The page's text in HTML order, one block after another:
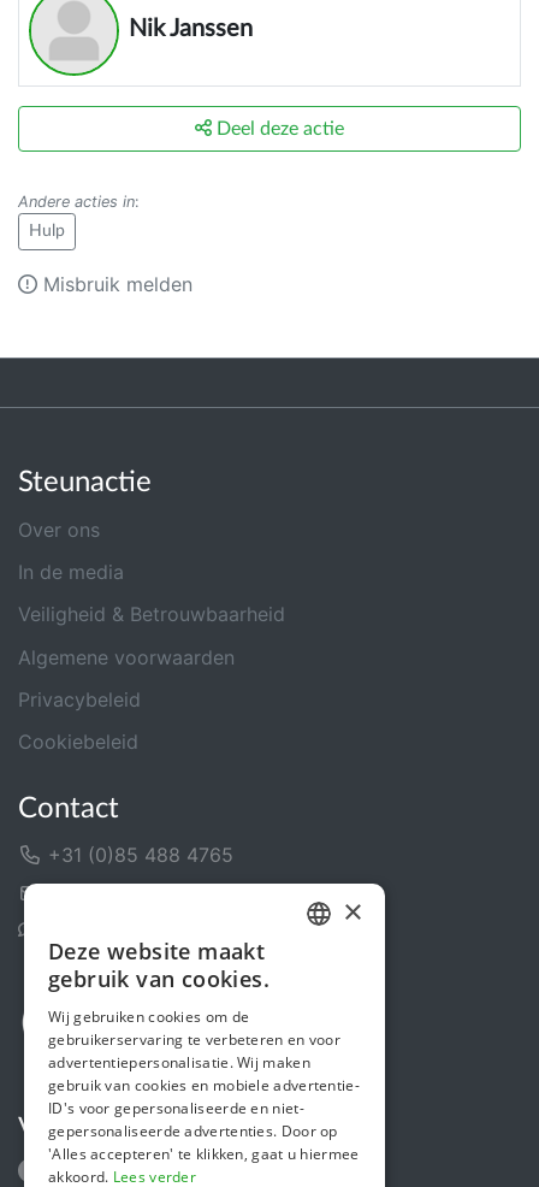
Nik Janssen
Deel deze actie
Andere acties in:
Hulp
Misbruik melden
Steunactie
Over ons
In de media
Veiligheid & Betrouwbaarheid
Algemene voorwaarden
Privacybeleid
Cookiebeleid
Contact
+31 (0)85 488 4765
Volg ons
ENGLISH
×
Deze website maakt
gebruik van cookies.
Wij gebruiken cookies om de
gebruikerservaring te verbeteren en voor
advertentiepersonalisatie. Wij maken
gebruik van cookies en mobiele advertentie-
ID's voor gepersonaliseerde en niet-
gepersonaliseerde advertenties. Door op
'Alles accepteren' te klikken, gaat u hiermee
akkoord. Lees verder